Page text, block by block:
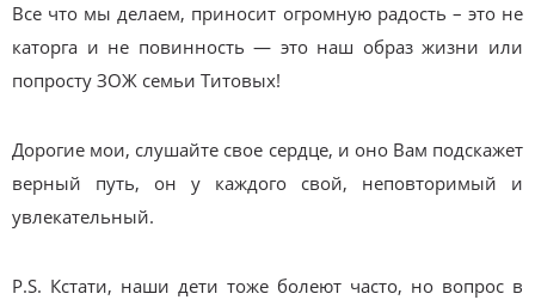
Все что мы делаем, приносит огромную радость – это не
каторга и не повинность — это наш образ жизни или
попросту ЗОЖ семьи Титовых!
Дорогие мои, слушайте свое сердце, и оно Вам подскажет
верный путь, он у каждого свой, неповторимый и
увлекательный.
P.S. Кстати, наши дети тоже болеют часто, но вопрос в